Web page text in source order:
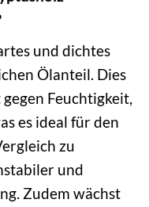
und dichtes
Ölanteil. Dies
Feuchtigkeit,
es ideal für den
zu
und
Zudem wächst